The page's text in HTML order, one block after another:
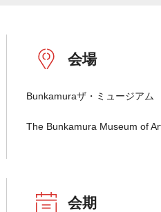
会場
Bunkamuraザ・ミュージアム
The Bunkamura Museum of
会期